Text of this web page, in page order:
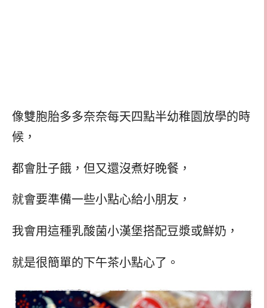
像雙胞胎多多奈奈每天四點半幼稚園放學的時
候，
都會肚子餓，但又還沒煮好晚餐，
就會要準備一些小點心給小朋友，
我會用這種乳酸菌小漢堡搭配豆漿或鮮奶，
就是很簡單的下午茶小點心了。